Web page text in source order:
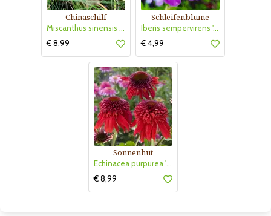
Chinaschilf
Miscanthus sinensis 'Strictus Dwarf'
€ 8,99
Schleifenblume
Iberis sempervirens 'Absolutely Amethyst'
€ 4,99
Sonnenhut
Echinacea purpurea 'Eccentric'
€ 8,99